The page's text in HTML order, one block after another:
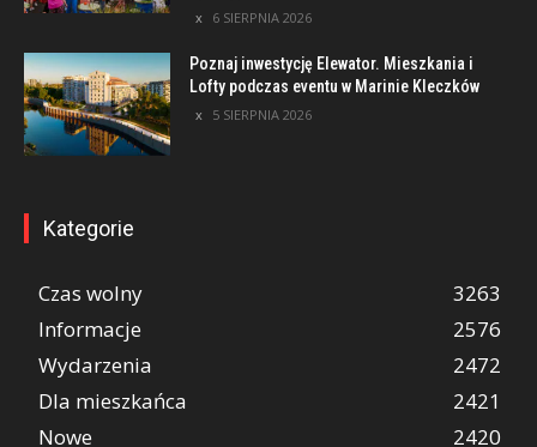
6 SIERPNIA 2026
Poznaj inwestycję Elewator. Mieszkania i
Lofty podczas eventu w Marinie Kleczków
5 SIERPNIA 2026
Kategorie
Czas wolny
3263
Informacje
2576
Wydarzenia
2472
Dla mieszkańca
2421
Nowe
2420